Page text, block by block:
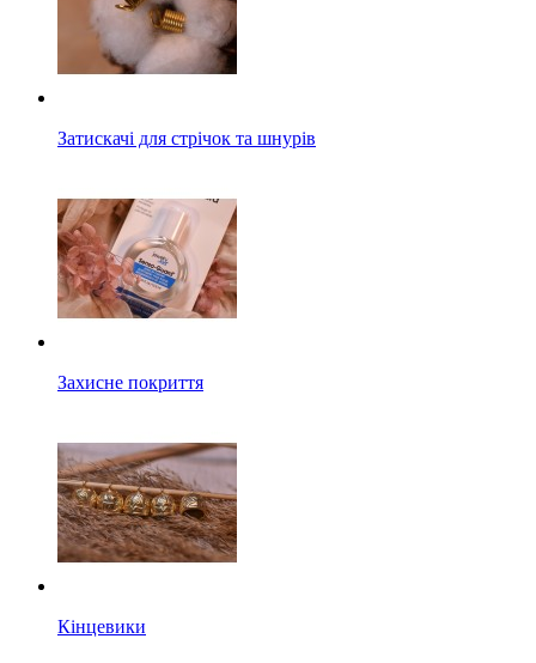
Затискачі для стрічок та шнурів
Захисне покриття
Кінцевики